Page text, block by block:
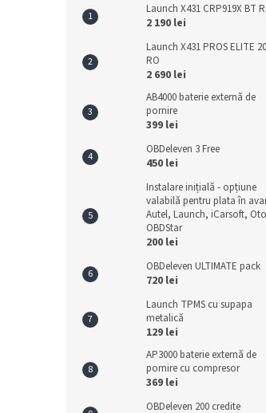
Launch X431 CRP919X BT
2 190 lei
Launch X431 PROS ELITE
RO
2 690 lei
AB4000 baterie externă de
pornire
399 lei
OBDeleven 3 Free
450 lei
Instalare inițială - opțiune
valabilă pentru plata în
Autel, Launch, iCarsoft,
OBDStar
200 lei
OBDeleven ULTIMATE pack
720 lei
Launch TPMS cu supapa
metalică
129 lei
AP3000 baterie externă de
pornire cu compresor
369 lei
OBDeleven 200 credite